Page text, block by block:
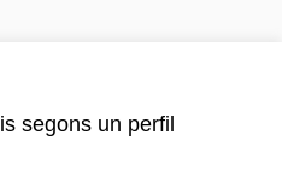
segons un perfil